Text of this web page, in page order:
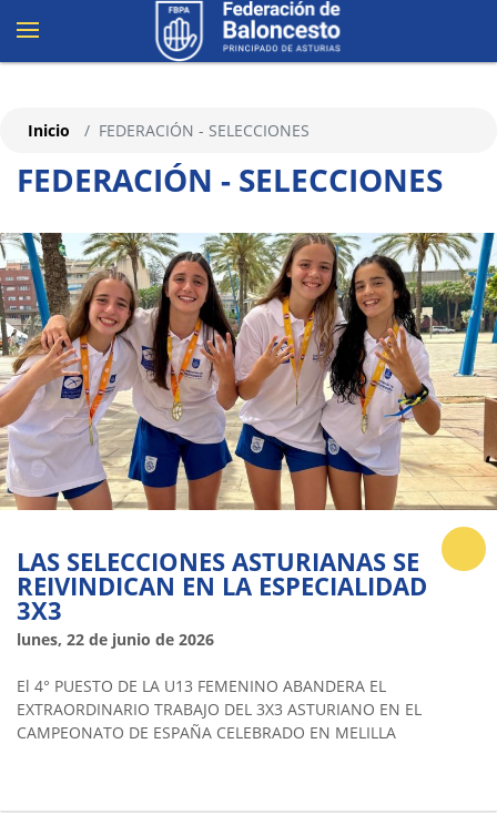
FEDERACIÓN - SELECCIONES
Inicio FEDERACIÓN - SELECCIONES
LAS SELECCIONES ASTURIANAS SE
REIVINDICAN EN LA ESPECIALIDAD
3X3
lunes, 22 de junio de 2026
El 4° PUESTO DE LA U13 FEMENINO ABANDERA EL
EXTRAORDINARIO TRABAJO DEL 3X3 ASTURIANO EN EL
CAMPEONATO DE ESPAÑA CELEBRADO EN MELILLA